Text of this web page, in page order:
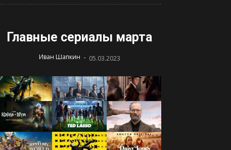
Главные сериалы марта
Иван Шапкин - 05.03.2023